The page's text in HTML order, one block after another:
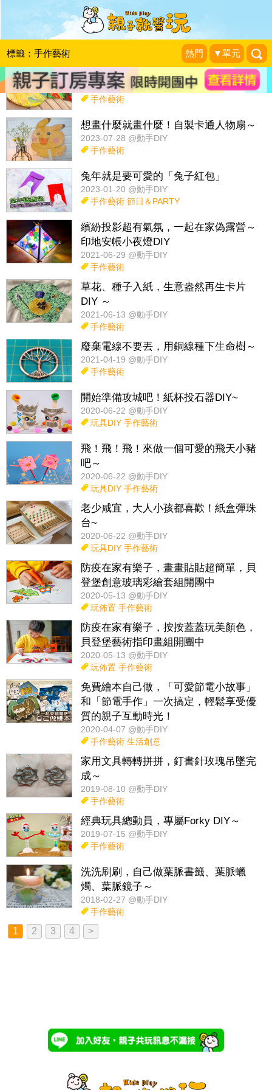
標籤：手作藝術 熱門 ▼單元
話題： 玩具diy 收納妙方diy 玩科學
在家也能玩！流體顏料畫，誕生～
2023-07-28 @動手DIY
手作藝術
想畫什麼就畫什麼！自製卡通人物扇～
2023-07-28 @動手DIY
手作藝術
兔年就是要可愛的「兔子紅包」
2023-01-20 @動手DIY
手作藝術 節日＆PARTY
繽紛投影超有氣氛，一起在家偽露營～
印地安帳小夜燈DIY
2021-06-29 @動手DIY
手作藝術
草花、種子入紙，生意盎然再生卡片
DIY ～
2021-06-13 @動手DIY
手作藝術
廢棄電線不要丟，用銅線種下生命樹～
2021-04-19 @動手DIY
手作藝術
開始準備攻城吧！紙杯投石器DIY~
2020-06-22 @動手DIY
玩具DIY 手作藝術
飛！飛！飛！來做一個可愛的飛天小豬
吧～
2020-06-22 @動手DIY
玩具DIY 手作藝術
老少咸宜，大人小孩都喜歡！紙盒彈珠
台~
2020-06-22 @動手DIY
玩具DIY 手作藝術
防疫在家有樂子，畫畫貼貼超簡單，貝
登堡創意玻璃彩繪套組開團中
2020-05-13 @動手DIY
玩佈置 手作藝術
防疫在家有樂子，按按蓋蓋玩美顏色，
貝登堡藝術指印畫組開團中
2020-05-13 @動手DIY
玩佈置 手作藝術
免費繪本自己做，「可愛節電小故事」
和「節電手作」一次搞定，輕鬆享受優
質的親子互動時光！
2020-04-07 @動手DIY
手作藝術 生活創意
家用文具轉轉拼拼，釘書針玫瑰吊墜完
成～
2019-08-10 @動手DIY
手作藝術
經典玩具總動員，專屬Forky DIY～
2019-07-15 @動手DIY
手作藝術
洗洗刷刷，自己做葉脈書籤、葉脈蠟
燭、葉脈鏡子～
2018-02-27 @動手DIY
手作藝術
1 2 3 4 >